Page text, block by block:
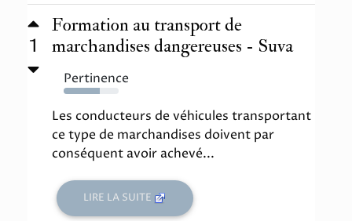
1
Formation au transport de
marchandises dangereuses - Suva
Pertinence
66%
Les conducteurs de véhicules transportant
ce type de marchandises doivent par
conséquent avoir achevé...
LIRE LA SUITE